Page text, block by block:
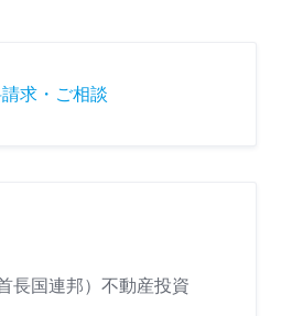
求・ご相談
長国連邦）不動産投資